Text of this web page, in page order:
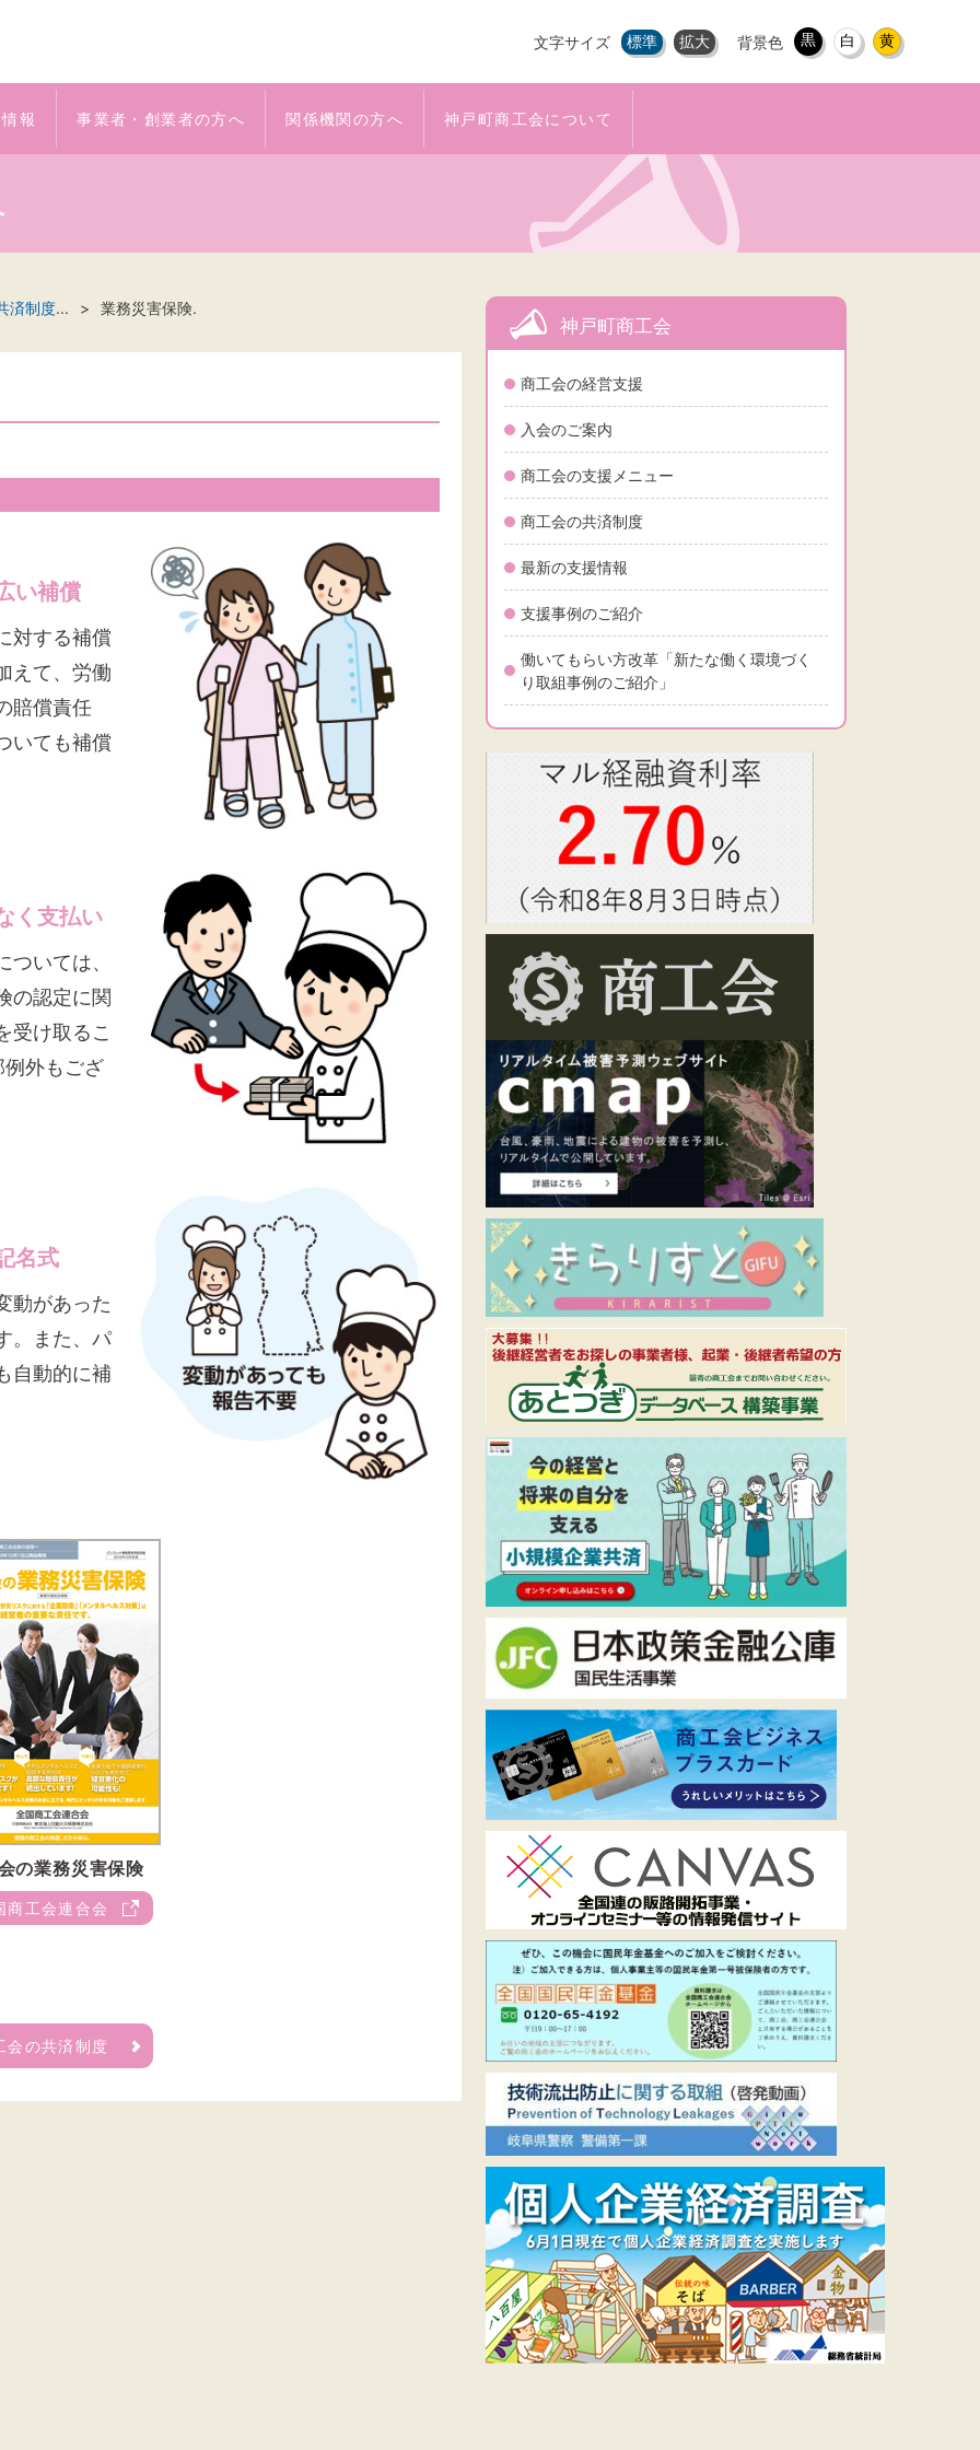
文字サイズ 標準 拡大 背景色 黒 白 黄
報 事業者・創業者の方へ 関係機関の方へ 神戸町商工会について
神戸町商工会
商工会の経営支援
入会のご案内
商工会の支援メニュー
商工会の共済制度
最新の支援情報
支援事例のご紹介
働いてもらい方改革「新たな働く環境づく
り取組事例のご紹介」
済制度... 業務災害保険.
い補償
対する補償
えて、労働
賠償責任
いても補償
く支払い
いては、
の認定に関
受け取るこ
外もござ
名式
動があった
。また、パ
自動的に補
の業務災害保険
商工会連合会
会の共済制度